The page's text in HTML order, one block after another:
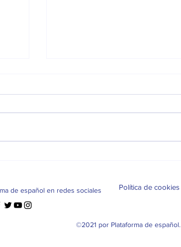
de español en redes sociales Política de cookies
©2021 por Plataforma de español.